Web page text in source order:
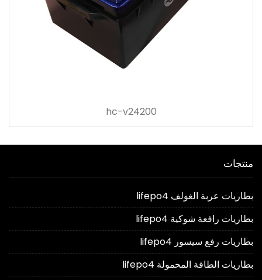
hc-v24200
منتجات
بطاريات عربة الغولف lifepo4
بطاريات رافعة شوكية lifepo4
بطاريات رفع سيسور lifepo4
بطاريات الطاقة المحمولة lifepo4